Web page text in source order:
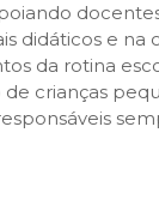
didáticos e
da rotina
crianças